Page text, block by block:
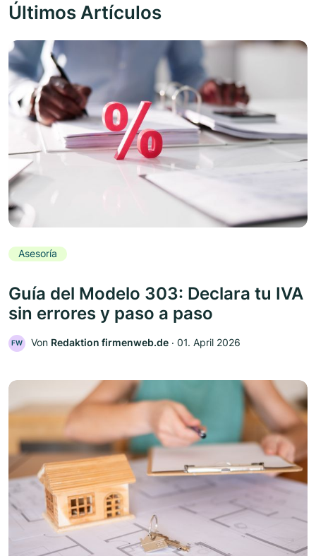
Últimos Artículos
Asesoría
Guía del Modelo 303: Declara tu IVA
sin errores y paso a paso
FW Von Redaktion firmenweb.de ‧ 01. April 2026